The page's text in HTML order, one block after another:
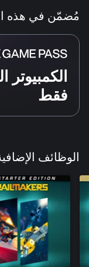
مُضمّن في هذه
فقط
الوظائف